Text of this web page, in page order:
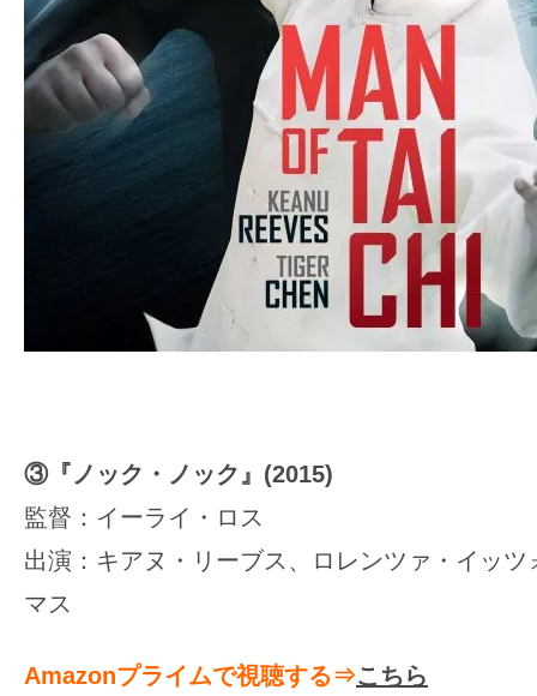
③『ノック・ノック』(2015)
監督：イーライ・ロス
出演：キアヌ・リーブス、ロレンツァ・イッ
マス
Amazonプライムで視聴する⇒こちら